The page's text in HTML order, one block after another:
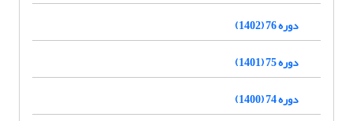
دوره 76 (1402)
دوره 75 (1401)
دوره 74 (1400)